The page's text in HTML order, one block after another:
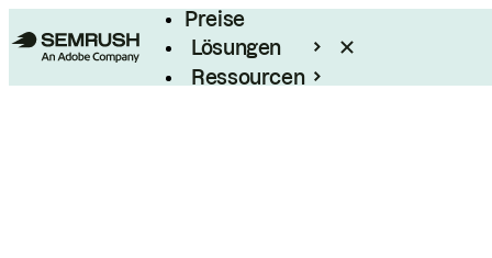
Preise
Lösungen
Ressourcen